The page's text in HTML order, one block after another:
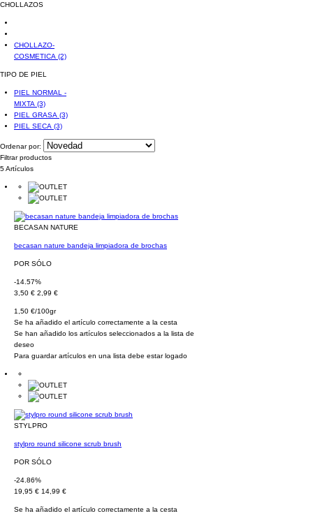
CHOLLAZOS
CHOLLAZO-
COSMETICA (2)
TIPO DE PIEL
PIEL NORMAL -
MIXTA (3)
PIEL GRASA (3)
PIEL SECA (3)
Ordenar por:
Filtrar productos
5 Artículos
BECASAN NATURE
becasan nature bandeja limpiadora de brochas
POR SÓLO
-14.57%
3,50 € 2,99 €
1,50 €/100gr
Se ha añadido el artículo correctamente a la cesta
Se han añadido los artículos seleccionados a la lista de
deseo
Para guardar artículos en una lista debe estar logado
STYLPRO
stylpro round silicone scrub brush
POR SÓLO
-24.86%
19,95 € 14,99 €
Se ha añadido el artículo correctamente a la cesta